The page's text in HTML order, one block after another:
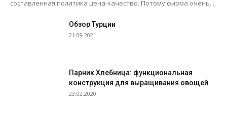
составленная политика цена-качество. Потому фирма очень...
Обзор Турции
21.09.2021
Парник Хлебница: функциональная
конструкция для выращивания овощей
23.02.2020